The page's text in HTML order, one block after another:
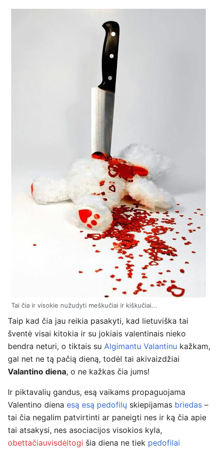
Tai čia ir visokie nužudyti meškučiai ir kiškučiai...
Taip kad čia jau reikia pasakyti, kad lietuviška tai
šventė visai kitokia ir su jokiais valentinais nieko
bendra neturi, o tiktais su Algimantu Valantinu kažkam,
gal net ne tą pačią dieną, todėl tai akivaizdžiai
Valantino diena, o ne kažkas čia jums!
Ir piktavalių gandus, esą vaikams propaguojama
Valentino diena esą esą pedofilų skiepijamas briedas –
tai čia negalim patvirtinti ar paneigti nes ir ką čia apie
tai atsakysi, nes asociacijos visokios kyla,
obettačiauvisdėltogi šia diena ne tiek pedofilai